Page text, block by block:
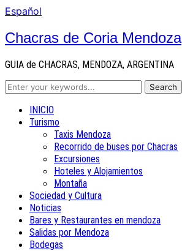
Español
Chacras de Coria Mendoza
GUIA de CHACRAS, MENDOZA, ARGENTINA
INICIO
Turismo
Taxis Mendoza
Recorrido de buses por Chacras
Excursiones
Hoteles y Alojamientos
Montaña
Sociedad y Cultura
Noticias
Bares y Restaurantes en mendoza
Salidas por Mendoza
Bodegas